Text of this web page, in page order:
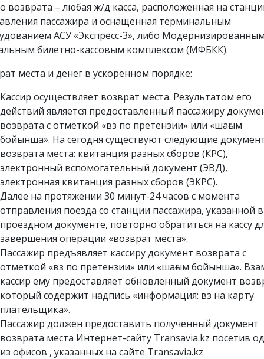
возврата – любая ж/д касса, расположенная на
пассажира и оснащенная терминальным
АСУ «Экспресс-3», либо
билетно-кассовым комплексом (МФБКК).
места и денег в ускоренном порядке:
Кассир осуществляет возврат места. Результатом его
действий является предоставленный пассажиру
возврата с отметкой «вз по претензии» или «шағым
бойынша». На сегодня существуют следующие
возврата места: квитанция разных сборов (КРС),
электронный вспомогательный документ (ЭВД),
электронная квитанция разных сборов (ЭКРС).
Далее на протяжении 30 минут-24 часов с момента
отправления поезда со станции пассажира, указанной в
проездном документе, повторно обратиться на кассу
завершения операции «возврат места».
Пассажир предъявляет кассиру документ возврата с
отметкой «вз по претензии» или «шағым бойынша».
кассир ему предоставляет обновленный документ
который содержит надпись «информация: вз на карту
плательщика».
Пассажир должен предоставить полученный документ
возврата места Интернет-сайту Transavia.kz посетив
из офисов , указанных на сайте Transavia.kz